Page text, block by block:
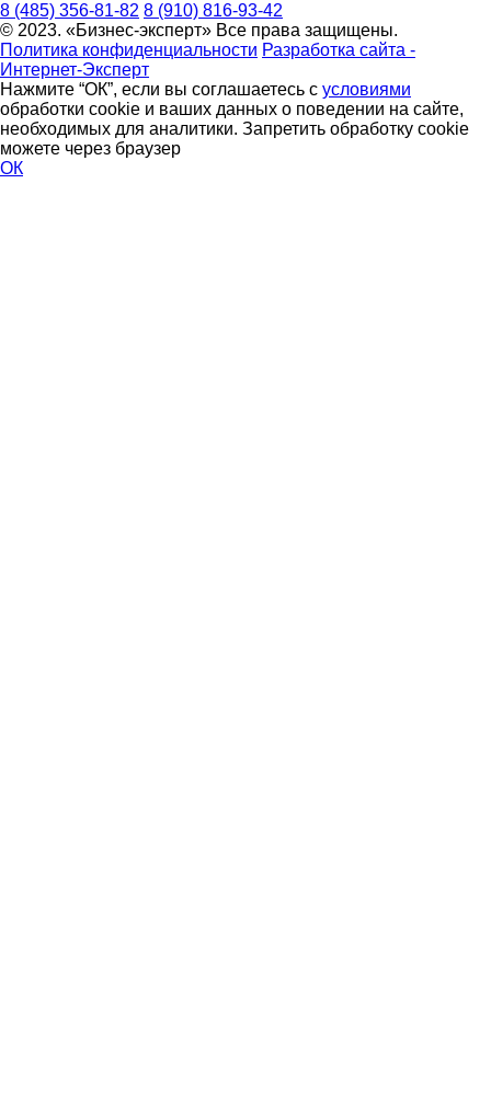
8 (485) 356-81-82 8 (910) 816-93-42
© 2023. «Бизнес-эксперт» Все права защищены.
Политика конфиденциальности Разработка сайта -
Интернет-Эксперт
Нажмите “ОК”, если вы соглашаетесь с условиями
обработки cookie и ваших данных о поведении на сайте,
необходимых для аналитики. Запретить обработку cookie
можете через браузер
ОК